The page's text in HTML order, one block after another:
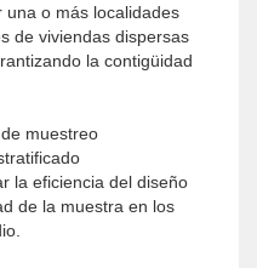
una o más localidades
de viviendas dispersas
la contigüidad
muestreo
la eficiencia del diseño
de la muestra en los